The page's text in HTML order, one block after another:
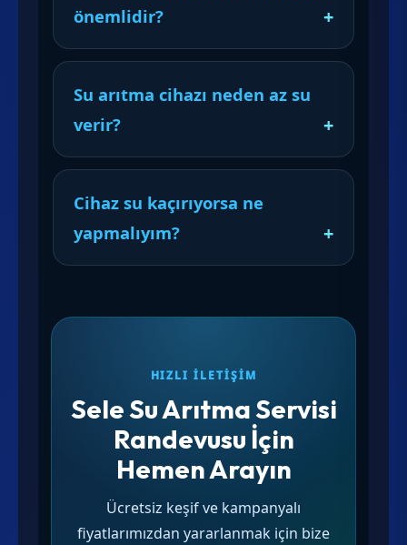
önemlidir?
Su arıtma cihazı neden az su
verir?
Cihaz su kaçırıyorsa ne
yapmalıyım?
HIZLI İLETIŞIM
Sele Su Arıtma Servisi
Randevusu İçin
Hemen Arayın
Ücretsiz keşif ve kampanyalı
fiyatlarımızdan yararlanmak için bize